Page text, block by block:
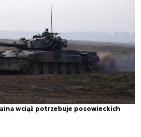
wciąż potrzebuje posowieckich